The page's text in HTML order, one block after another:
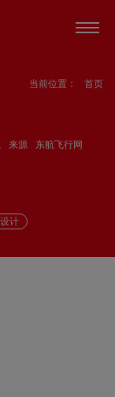
当前位置：
首页
来源 东航飞行网
计